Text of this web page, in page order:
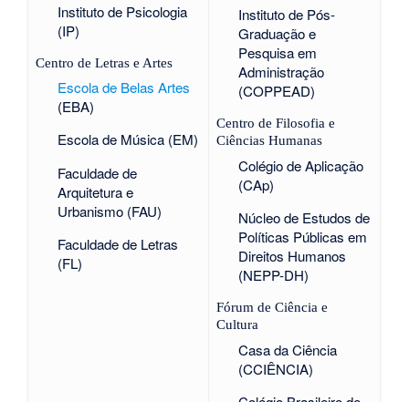
Instituto de Psicologia
(IP)
Centro de Letras e Artes
Escola de Belas Artes
(EBA)
Escola de Música (EM)
Faculdade de
Arquitetura e
Urbanismo (FAU)
Faculdade de Letras
(FL)
Instituto de Pós-
Graduação e
Pesquisa em
Administração
(COPPEAD)
Centro de Filosofia e
Ciências Humanas
Colégio de Aplicação
(CAp)
Núcleo de Estudos de
Políticas Públicas em
Direitos Humanos
(NEPP-DH)
Fórum de Ciência e
Cultura
Casa da Ciência
(CCIÊNCIA)